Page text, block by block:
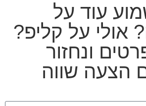
עוד על
אולי על קליפ?
ונחזור
הצעה שווה